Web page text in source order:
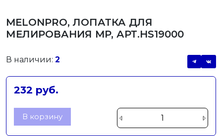
MЕLОNРRО, ЛОПАТКА ДЛЯ
МЕЛИРОВАНИЯ MP, АРТ.HS19000
В наличии: 2
232 руб.
В корзину